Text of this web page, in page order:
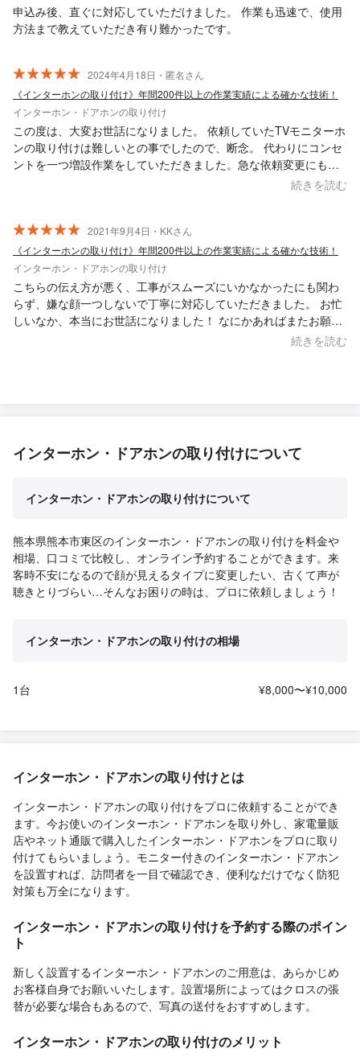
申込み後、直ぐに対応していただけました。 作業も迅速で、使用
方法まで教えていただき有り難かったです。
2024年4月18日・匿名さん
《インターホンの取り付け》年間200件以上の作業実績による確かな技術！
インターホン・ドアホンの取り付け
この度は、大変お世話になりました。 依頼していたTVモニターホ
ンの取り付けは難しいとの事でしたので、断念。 代わりにコンセ
ントを一つ増設作業をしていただきました。急な依頼変更にも快
続きを読む
2021年9月4日・KKさん
《インターホンの取り付け》年間200件以上の作業実績による確かな技術！
インターホン・ドアホンの取り付け
こちらの伝え方が悪く、工事がスムーズにいかなかったにも関わ
らず、嫌な顔一つしないで丁寧に対応していただきました。 お忙
しいなか、本当にお世話になりました！ なにかあればまたお願い
続きを読む
インターホン・ドアホンの取り付けについて
インターホン・ドアホンの取り付けについて
熊本県熊本市東区のインターホン・ドアホンの取り付けを料金や
相場、口コミで比較し、オンライン予約することができます。来
客時不安になるので顔が見えるタイプに変更したい、古くて声が
聴きとりづらい…そんなお困りの時は、プロに依頼しましょう！
インターホン・ドアホンの取り付けの相場
1台 ¥8,000〜¥10,000
インターホン・ドアホンの取り付けとは
インターホン・ドアホンの取り付けをプロに依頼することができ
ます。今お使いのインターホン・ドアホンを取り外し、家電量販
店やネット通販で購入したインターホン・ドアホンをプロに取り
付けてもらいましょう。モニター付きのインターホン・ドアホン
を設置すれば、訪問者を一目で確認でき、便利なだけでなく防犯
対策も万全になります。
インターホン・ドアホンの取り付けを予約する際のポイン
ト
新しく設置するインターホン・ドアホンのご用意は、あらかじめ
お客様自身でお願いいたします。設置場所によってはクロスの張
替が必要な場合もあるので、写真の送付をおすすめします。
インターホン・ドアホンの取り付けのメリット